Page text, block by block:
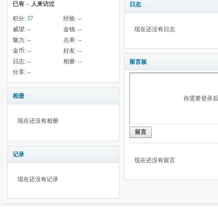
已有 -- 人来访过
积分: 57 经验: --
威望: -- 金钱: --
魅力: -- 点券: --
金币: -- 好友: --
日志: -- 相册: --
分享: --
相册
现在还没有相册
记录
现在还没有记录
日志
现在还没有日志
留言板
你需要登录
留言
现在还没有留言